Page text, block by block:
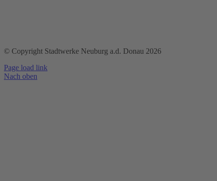
© Copyright Stadtwerke Neuburg a.d. Donau 2026
Page load link
Nach oben